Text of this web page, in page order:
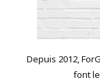
Depuis 2012,
font